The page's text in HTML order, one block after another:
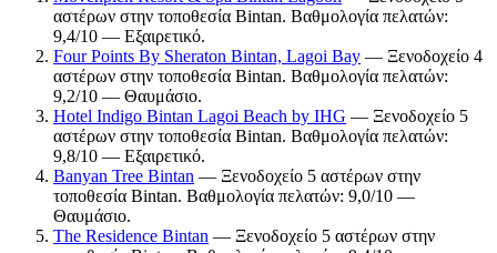
αστέρων στην τοποθεσία Bintan. Βαθμολογία πελατών:
9,4/10 — Εξαιρετικό.
Four Points By Sheraton Bintan, Lagoi Bay — Ξενοδοχείο 4
αστέρων στην τοποθεσία Bintan. Βαθμολογία πελατών:
9,2/10 — Θαυμάσιο.
Hotel Indigo Bintan Lagoi Beach by IHG — Ξενοδοχείο 5
αστέρων στην τοποθεσία Bintan. Βαθμολογία πελατών:
9,8/10 — Εξαιρετικό.
Banyan Tree Bintan — Ξενοδοχείο 5 αστέρων στην
τοποθεσία Bintan. Βαθμολογία πελατών: 9,0/10 —
Θαυμάσιο.
The Residence Bintan — Ξενοδοχείο 5 αστέρων στην